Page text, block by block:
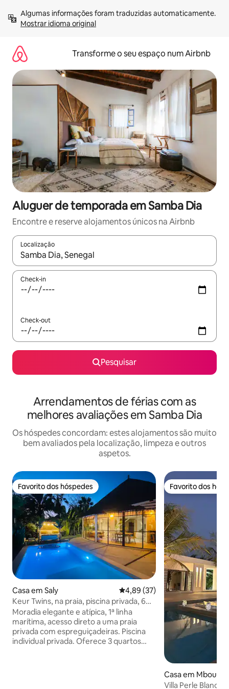
para
Mostrar idioma original
Transforme o seu espaço num Airbnb
Aluguer de temporada em Samba Dia
Encontre e reserve alojamentos únicos na Airbnb
Localização
Quando os resultados estiverem disponíveis, navegue com
Check-in
Check-out
Pesquisar
Arrendamentos de férias com as
melhores avaliações em Samba Dia
Os hóspedes concordam: estes alojamentos são muito
bem avaliados pela localização, limpeza e outros
aspetos.
Favorito dos hóspedes
Favorito dos hóspedes
Casa em Saly Classificação média de 4,89
4,89 (37)
Keur Twins, na praia, piscina privada, 6
pessoas.
Moradia elegante e atípica, 1ª linha
marítima, acesso direto a uma praia
privada com espreguiçadeiras. Piscina
individual privada. Oferece 3 quartos
Favorito dos
Favorito dos
Casa em Mbour
Villa Perle Blanche